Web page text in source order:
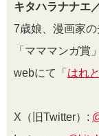
キタハラナナエ
7歳娘、漫画家
「マママンガ賞
webにて「 はれ
X（旧Twitter）: